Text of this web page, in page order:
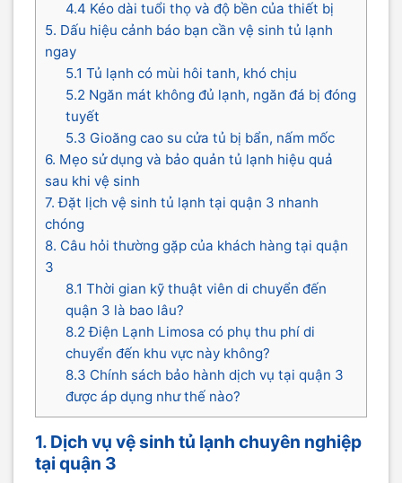
4.4 Kéo dài tuổi thọ và độ bền của thiết bị
5. Dấu hiệu cảnh báo bạn cần vệ sinh tủ lạnh
ngay
5.1 Tủ lạnh có mùi hôi tanh, khó chịu
5.2 Ngăn mát không đủ lạnh, ngăn đá bị đóng
tuyết
5.3 Gioăng cao su cửa tủ bị bẩn, nấm mốc
6. Mẹo sử dụng và bảo quản tủ lạnh hiệu quả
sau khi vệ sinh
7. Đặt lịch vệ sinh tủ lạnh tại quận 3 nhanh
chóng
8. Câu hỏi thường gặp của khách hàng tại quận
3
8.1 Thời gian kỹ thuật viên di chuyển đến
quận 3 là bao lâu?
8.2 Điện Lạnh Limosa có phụ thu phí di
chuyển đến khu vực này không?
8.3 Chính sách bảo hành dịch vụ tại quận 3
được áp dụng như thế nào?
1. Dịch vụ vệ sinh tủ lạnh chuyên nghiệp
tại quận 3